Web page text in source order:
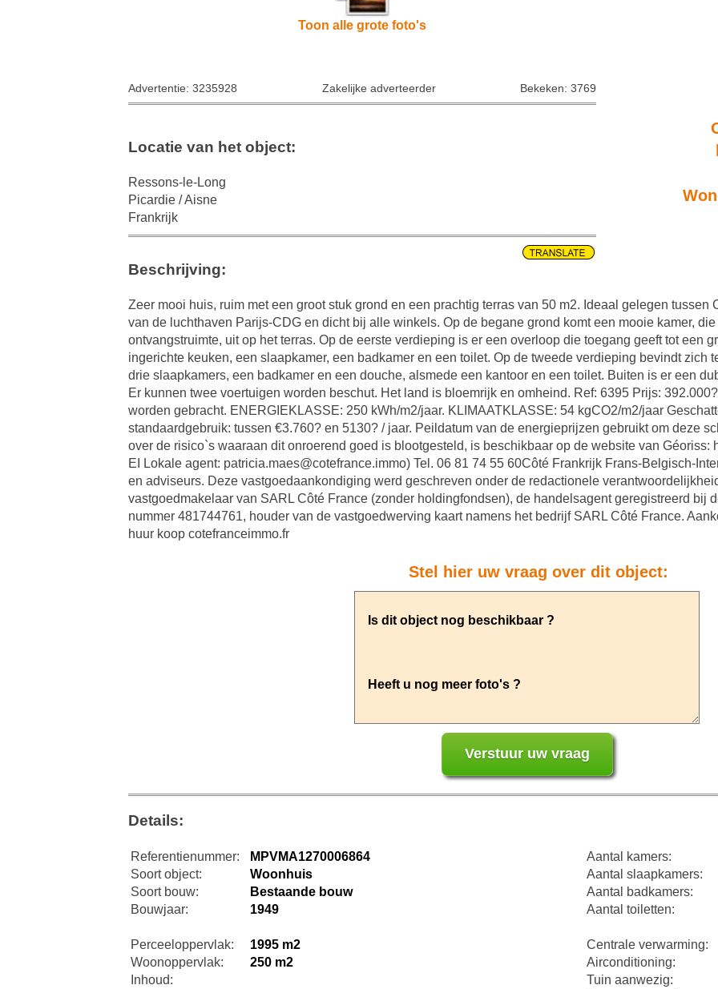
Toon alle grote foto's
Advertentie: 3235928 Zakelijke adverteerder Bekeken: 3769
Locatie van het object:
Ressons-le-Long
Picardie / Aisne
Frankrijk
Beschrijving:
Zeer mooi huis, ruim met een groot stuk grond en een prachtig terras van 50 m2. Ideaal gelegen
van de luchthaven Parijs-CDG en dicht bij alle winkels. Op de begane grond komt een mooie kamer,
ontvangstruimte, uit op het terras. Op de eerste verdieping is er een overloop die toegang geeft tot een
ingerichte keuken, een slaapkamer, een badkamer en een toilet. Op de tweede verdieping bevindt zich
drie slaapkamers, een badkamer en een douche, alsmede een kantoor en een toilet. Buiten is er een
Er kunnen twee voertuigen worden beschut. Het land is bloemrijk en omheind. Ref: 6395 Prijs:
worden gebracht. ENERGIEKLASSE: 250 kWh/m2/jaar. KLIMAATKLASSE: 54 kgCO2/m2/jaar
standaardgebruik: tussen €3.760? en 5130? / jaar. Peildatum van de energieprijzen gebruikt om deze
over de risico`s waaraan dit onroerend goed is blootgesteld, is beschikbaar op de website van Géoriss:
EI Lokale agent: patricia.maes@cotefrance.immo) Tel. 06 81 74 55 60Côté Frankrijk Frans-Belgisch-
en adviseurs. Deze vastgoedaankondiging werd geschreven onder de redactionele
vastgoedmakelaar van SARL Côté France (zonder holdingfondsen), de handelsagent geregistreerd bij
nummer 481744761, houder van de vastgoedwerving kaart namens het bedrijf SARL Côté France.
huur koop cotefranceimmo.fr
Stel hier uw vraag over dit object:
Details:
Referentienummer:
MPVMA1270006864
Soort object:
Woonhuis
Soort bouw:
Bestaande bouw
Bouwjaar:
1949
Perceeloppervlak:
1995 m2
Woonoppervlak:
250 m2
Inhoud:
Aantal kamers:
Aantal slaapkamers:
Aantal badkamers:
Aantal toiletten:
Centrale verwarming:
Airconditioning:
Tuin aanwezig: